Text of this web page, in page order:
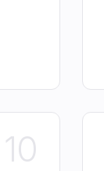
10